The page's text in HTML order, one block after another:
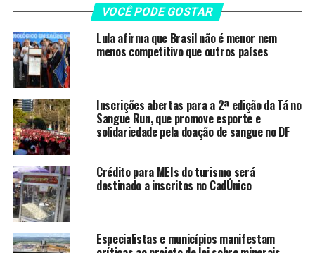
federais para que nunca
mais um reitor seja eleito e
não tome posse nesse
país”, comemorou o
ministro Camilo Santana.
Há anos, a mudança era reivindicada por entidades
ligadas à educação e ao movimento estudantil, como a
Associação Nacional dos Dirigentes das Instituições
Federais de Ensino Superior (Andifes), a Federação de
Sindicatos de Trabalhadores Técnico-Administrativos
em Instituições de Ensino Superior Públicas do Brasil
VOCÊ PODE GOSTAR
Lula afirma que Brasil não é menor nem
menos competitivo que outros países
Inscrições abertas para a 2ª edição da Tá no
Sangue Run, que promove esporte e
solidariedade pela doação de sangue no DF
Crédito para MEIs do turismo será
destinado a inscritos no CadÚnico
Especialistas e municípios manifestam